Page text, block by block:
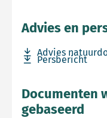
Advies en
Advies
Download
Persbericht
Download bestand
Documenten
gebaseerd